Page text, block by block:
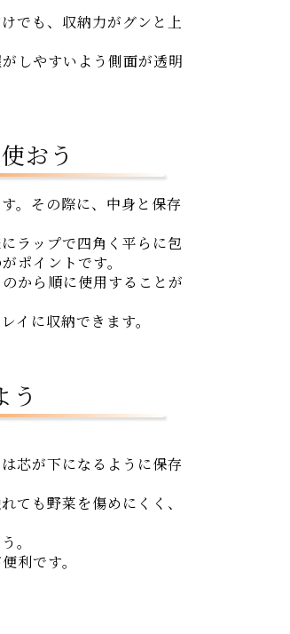
でも、収納力がグンと上
しやすいよう側面が透明
おう
。その際に、中身と保存
ラップで四角く平らに包
ポイントです。
から順に使用することが
イに収納できます。
う
芯が下になるように保存
ても野菜を傷めにくく、
。
利です。